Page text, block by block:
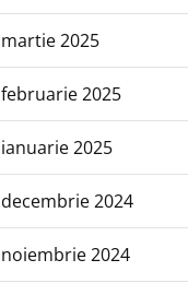
martie 2025
februarie 2025
ianuarie 2025
decembrie 2024
noiembrie 2024